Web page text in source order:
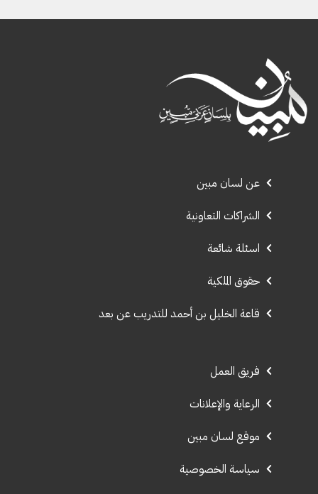
عن لسان مبين
الشراكات التعاونية
اسئلة شائعة
حقوق الملكية
قاعة الخليل بن أحمد للتدريب عن بعد
فريق العمل
الرعاية والإعلانات
موقع لسان مبين
سياسة الخصوصية